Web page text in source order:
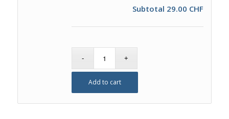
Subtotal 29.00 CHF
Add to cart